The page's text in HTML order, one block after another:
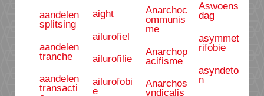
aandelen
splitsing
aandelen
tranche
aandelen
transacti
aight
ailurofiel
ailurofilie
ailurofobi
e
Anarchoc
ommunis
me
Anarchop
acifisme
Anarchos
yndicalis
Aswoens
dag
asymmet
rifobie
asyndeto
n